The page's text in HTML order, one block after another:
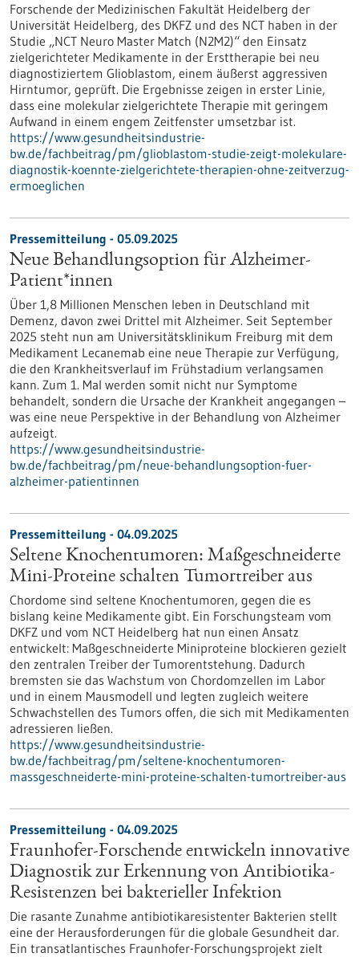
Forschende der Medizinischen Fakultät Heidelberg der
Universität Heidelberg, des DKFZ und des NCT haben in der
Studie „NCT Neuro Master Match (N2M2)“ den Einsatz
zielgerichteter Medikamente in der Ersttherapie bei neu
diagnostiziertem Glioblastom, einem äußerst aggressiven
Hirntumor, geprüft. Die Ergebnisse zeigen in erster Linie,
dass eine molekular zielgerichtete Therapie mit geringem
Aufwand in einem engem Zeitfenster umsetzbar ist.
https://www.gesundheitsindustrie-
bw.de/fachbeitrag/pm/glioblastom-studie-zeigt-molekulare-
diagnostik-koennte-zielgerichtete-therapien-ohne-zeitverzug-
ermoeglichen
Pressemitteilung - 05.09.2025
Neue Behandlungsoption für Alzheimer-
Patient*innen
Über 1,8 Millionen Menschen leben in Deutschland mit
Demenz, davon zwei Drittel mit Alzheimer. Seit September
2025 steht nun am Universitätsklinikum Freiburg mit dem
Medikament Lecanemab eine neue Therapie zur Verfügung,
die den Krankheitsverlauf im Frühstadium verlangsamen
kann. Zum 1. Mal werden somit nicht nur Symptome
behandelt, sondern die Ursache der Krankheit angegangen –
was eine neue Perspektive in der Behandlung von Alzheimer
aufzeigt.
https://www.gesundheitsindustrie-
bw.de/fachbeitrag/pm/neue-behandlungsoption-fuer-
alzheimer-patientinnen
Pressemitteilung - 04.09.2025
Seltene Knochentumoren: Maßgeschneiderte
Mini-Proteine schalten Tumortreiber aus
Chordome sind seltene Knochentumoren, gegen die es
bislang keine Medikamente gibt. Ein Forschungsteam vom
DKFZ und vom NCT Heidelberg hat nun einen Ansatz
entwickelt: Maßgeschneiderte Miniproteine blockieren gezielt
den zentralen Treiber der Tumorentstehung. Dadurch
bremsten sie das Wachstum von Chordomzellen im Labor
und in einem Mausmodell und legten zugleich weitere
Schwachstellen des Tumors offen, die sich mit Medikamenten
adressieren ließen.
https://www.gesundheitsindustrie-
bw.de/fachbeitrag/pm/seltene-knochentumoren-
massgeschneiderte-mini-proteine-schalten-tumortreiber-aus
Pressemitteilung - 04.09.2025
Fraunhofer-Forschende entwickeln innovative
Diagnostik zur Erkennung von Antibiotika-
Resistenzen bei bakterieller Infektion
Die rasante Zunahme antibiotikaresistenter Bakterien stellt
eine der Herausforderungen für die globale Gesundheit dar.
Ein transatlantisches Fraunhofer-Forschungsprojekt zielt